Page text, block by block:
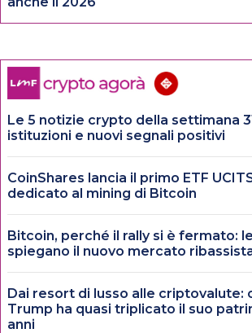
Le 5 notizie crypto della settimana
istituzioni e nuovi segnali positivi
CoinShares lancia il primo ETF
dedicato al mining di Bitcoin
Bitcoin, perché il rally si è fermato:
spiegano il nuovo mercato
Dai resort di lusso alle criptovalute:
Trump ha quasi triplicato il suo
anni